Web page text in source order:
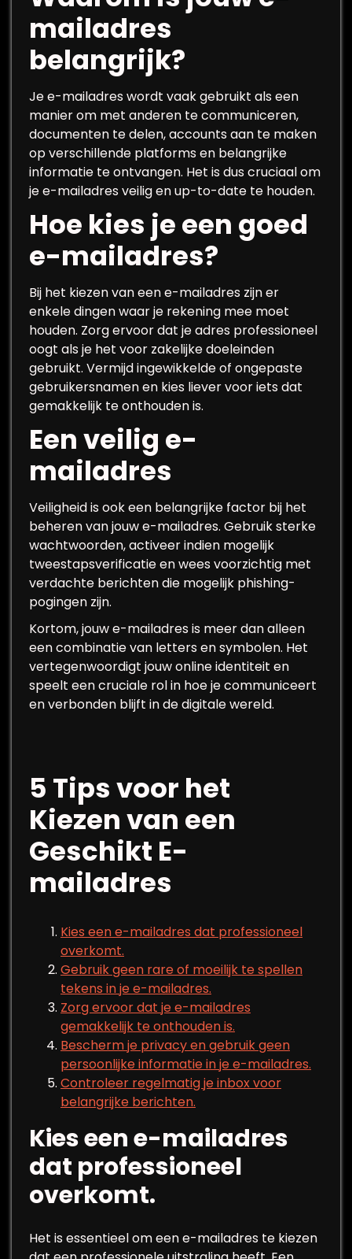
mailadres
belangrijk?
Je e-mailadres wordt vaak gebruikt als een
manier om met anderen te communiceren,
documenten te delen, accounts aan te maken
op verschillende platforms en belangrijke
informatie te ontvangen. Het is dus cruciaal om
je e-mailadres veilig en up-to-date te houden.
Hoe kies je een goed
e-mailadres?
Bij het kiezen van een e-mailadres zijn er
enkele dingen waar je rekening mee moet
houden. Zorg ervoor dat je adres professioneel
oogt als je het voor zakelijke doeleinden
gebruikt. Vermijd ingewikkelde of ongepaste
gebruikersnamen en kies liever voor iets dat
gemakkelijk te onthouden is.
Een veilig e-
mailadres
Veiligheid is ook een belangrijke factor bij het
beheren van jouw e-mailadres. Gebruik sterke
wachtwoorden, activeer indien mogelijk
tweestapsverificatie en wees voorzichtig met
verdachte berichten die mogelijk phishing-
pogingen zijn.
Kortom, jouw e-mailadres is meer dan alleen
een combinatie van letters en symbolen. Het
vertegenwoordigt jouw online identiteit en
speelt een cruciale rol in hoe je communiceert
en verbonden blijft in de digitale wereld.
5 Tips voor het
Kiezen van een
Geschikt E-
mailadres
Kies een e-mailadres dat professioneel
overkomt.
Gebruik geen rare of moeilijk te spellen
tekens in je e-mailadres.
Zorg ervoor dat je e-mailadres
gemakkelijk te onthouden is.
Bescherm je privacy en gebruik geen
persoonlijke informatie in je e-mailadres.
Controleer regelmatig je inbox voor
belangrijke berichten.
Kies een e-mailadres
dat professioneel
overkomt.
Het is essentieel om een e-mailadres te kiezen